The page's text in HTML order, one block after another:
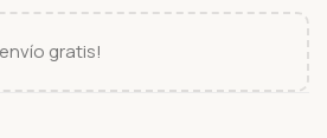
gratis!